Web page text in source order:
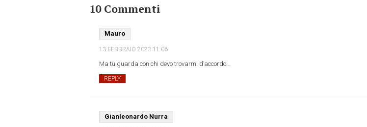
10 Commenti
Mauro
13 FEBBRAIO 2023 11:06
Ma tu guarda con chi devo trovarmi d’accordo…
REPLY
Gianleonardo Nurra